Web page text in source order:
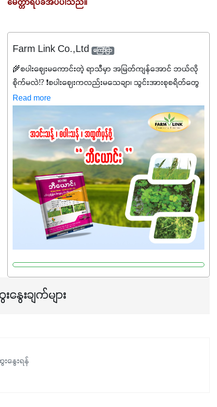
မေတ္တာရပ်ခံအပ်ပါသည်။
Farm Link Co.,Ltd ကြော်ငြာ
🌾စပါးဈေးမကောင်းတဲ့ ရာသီမှာ အမြတ်ကျန်အောင် ဘယ်လို
စိုက်မလဲ⁉️ ❗စပါးဈေးကလည်းမသေချာ၊ သွင်းအားစုစရိတ်တွေ
ကလည်း တက်နေတဲ့ဒီလိုအချိန်မှာ သွင်းအားစုဖိုးကို လျှော့ချပြီး
အထွက်နှုန်းကို ထိန်းထားနိုင်မှ ဦးကြီးတို့ အဆင်ပြေမှာနော် ✔️ဒါ
ကြောင့် ကိုယ်သုံးသမျှ ကိုယ့်အတွက်အကျိုးရစေမယ့်
အရည်အသွေးစိတ်ချရတဲ့ သွင်းအားစုပစ္စည်းတွေကိုပဲ ရွေးချယ်
သုံးသင့်ပါတယ်။
Read more
နွေးချက်များ
နွေးရန်